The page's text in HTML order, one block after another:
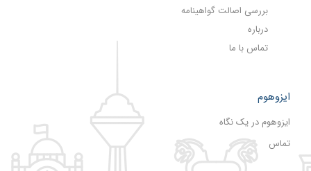
بررسی اصالت گواهینامه
درباره
تماس با ما
ایزوهوم
ایزوهوم در یک نگاه
تماس